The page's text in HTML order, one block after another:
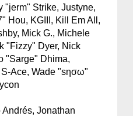
"jerm" Strike, Justyne,
Hou, KGIII, Kill Em All,
Mick G., Michele
"Fizzy" Dyer, Nick
"Sarge" Dhima,
Ace, Wade "sησω"
Jonathan